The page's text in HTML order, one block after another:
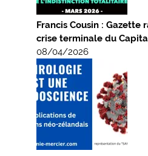
Francis Cousin : Gazette
crise terminale du
08/04/2026